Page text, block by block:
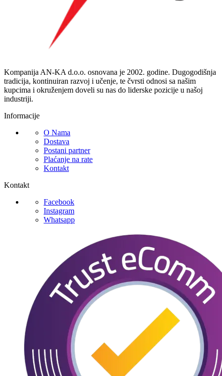
Kompanija AN-KA d.o.o. osnovana je 2002. godine. Dugogodišnja
tradicija, kontinuiran razvoj i učenje, te čvrsti odnosi sa našim
kupcima i okruženjem doveli su nas do liderske pozicije u našoj
industriji.
Informacije
O Nama
Dostava
Postani partner
Plaćanje na rate
Kontakt
Kontakt
Facebook
Instagram
Whatsapp